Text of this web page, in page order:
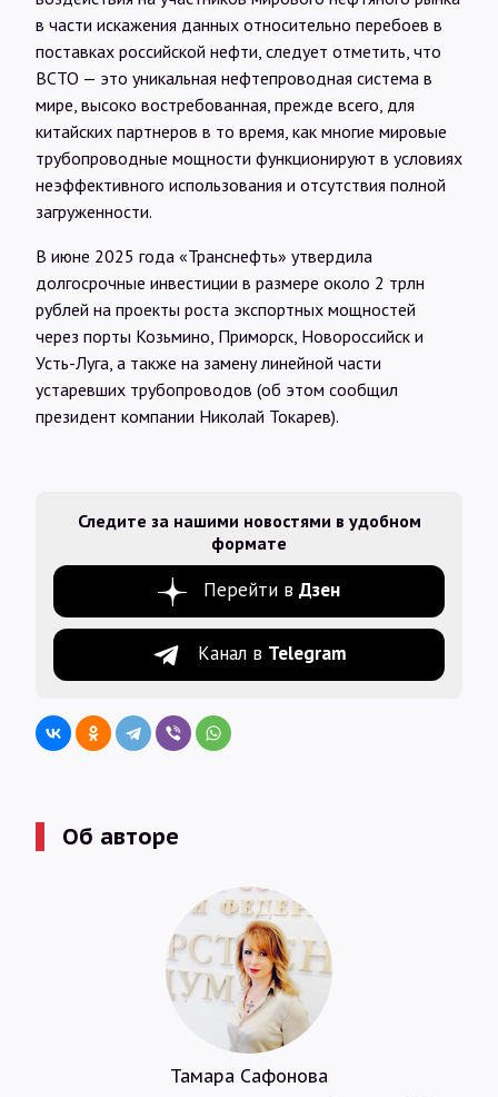
в части искажения данных относительно перебоев в
поставках российской нефти, следует отметить, что
ВСТО — это уникальная нефтепроводная система в
мире, высоко востребованная, прежде всего, для
китайских партнеров в то время, как многие мировые
трубопроводные мощности функционируют в условиях
неэффективного использования и отсутствия полной
загруженности.
В июне 2025 года «Транснефть» утвердила
долгосрочные инвестиции в размере около 2 трлн
рублей на проекты роста экспортных мощностей
через порты Козьмино, Приморск, Новороссийск и
Усть-Луга, а также на замену линейной части
устаревших трубопроводов (об этом сообщил
президент компании Николай Токарев).
Следите за нашими новостями в удобном
формате
Перейти в Дзен
Канал в Telegram
Об авторе
Тамара Сафонова